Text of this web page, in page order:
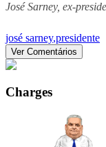
José Sarney, ex-
josé sarney,presidente
Ver Comentários
Charges